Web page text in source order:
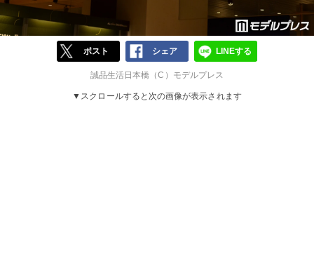
ポスト シェア LINEする
誠品生活日本橋（C）モデルプレス
▼スクロールすると次の画像が表示されます